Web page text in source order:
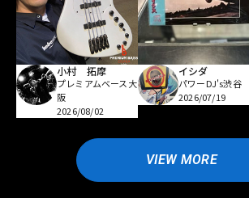
小村 拓摩
プレミアムベース大
阪
2026/08/02
イシダ
パワーDJ's渋谷
2026/07/19
VIEW MORE